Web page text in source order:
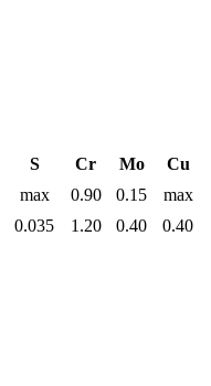
S Cr Mo
Cu
max 0.90 0.15
max
0.035 1.20 0.40
0.40